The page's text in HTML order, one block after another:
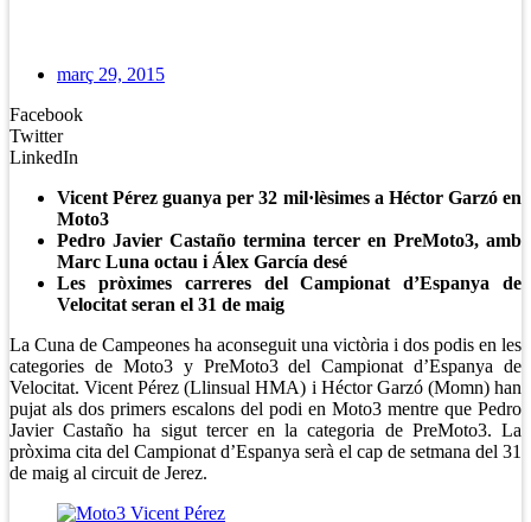
març 29, 2015
Facebook
Twitter
LinkedIn
Vicent Pérez guanya per 32 mil·lèsimes a Héctor Garzó en
Moto3
Pedro Javier Castaño termina tercer en PreMoto3, amb
Marc Luna octau i Álex García desé
Les pròximes carreres del Campionat d’Espanya de
Velocitat seran el 31 de maig
La Cuna de Campeones ha aconseguit una victòria i dos podis en les
categories de Moto3 y PreMoto3 del Campionat d’Espanya de
Velocitat. Vicent Pérez (Llinsual HMA) i Héctor Garzó (Momn) han
pujat als dos primers escalons del podi en Moto3 mentre que Pedro
Javier Castaño ha sigut tercer en la categoria de PreMoto3. La
pròxima cita del Campionat d’Espanya serà el cap de setmana del 31
de maig al circuit de Jerez.